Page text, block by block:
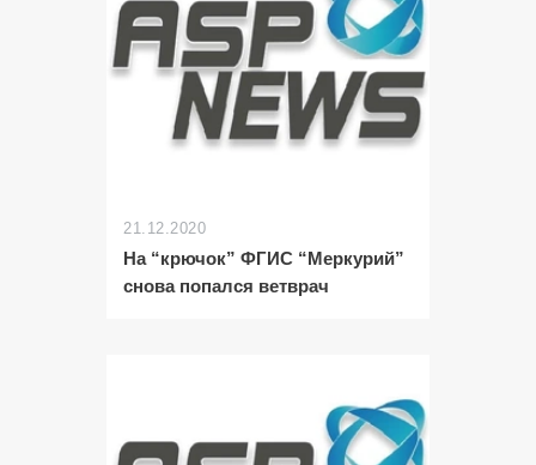
21.12.2020
На “крючок” ФГИС “Меркурий”
снова попался ветврач